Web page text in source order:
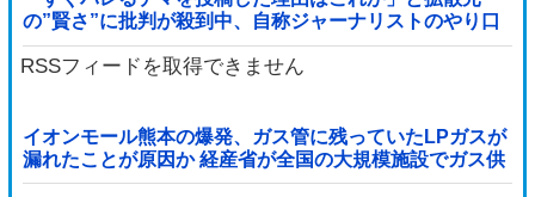
の”賢さ”に批判が殺到中、自称ジャーナリストのやり口
というのが……
RSSフィードを取得できません
イオンモール熊本の爆発、ガス管に残っていたLPガスが
漏れたことが原因か 経産省が全国の大規模施設でガス供
給設備の点検要請